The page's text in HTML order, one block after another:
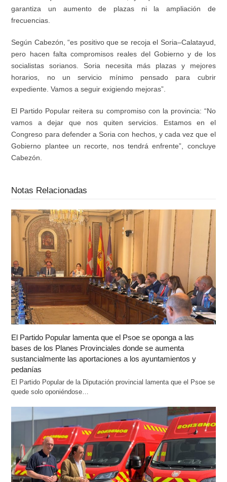
garantiza un aumento de plazas ni la ampliación de
frecuencias.
Según Cabezón, “es positivo que se recoja el Soria–Calatayud,
pero hacen falta compromisos reales del Gobierno y de los
socialistas sorianos. Soria necesita más plazas y mejores
horarios, no un servicio mínimo pensado para cubrir
expediente. Vamos a seguir exigiendo mejoras”.
El Partido Popular reitera su compromiso con la provincia: “No
vamos a dejar que nos quiten servicios. Estamos en el
Congreso para defender a Soria con hechos, y cada vez que el
Gobierno plantee un recorte, nos tendrá enfrente”, concluye
Cabezón.
Notas Relacionadas
El Partido Popular lamenta que el Psoe se oponga a las
bases de los Planes Provinciales donde se aumenta
sustancialmente las aportaciones a los ayuntamientos y
pedanías
El Partido Popular de la Diputación provincial lamenta que el Psoe se
quede solo oponiéndose…